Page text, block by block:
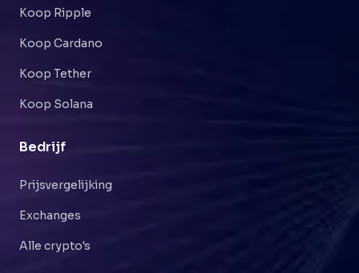
Koop Ripple
Koop Cardano
Koop Tether
Koop Solana
Bedrijf
Prijsvergelijking
Exchanges
Alle crypto's